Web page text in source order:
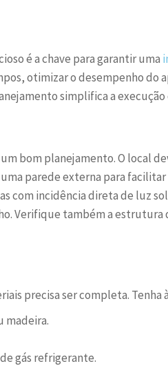
é a chave para garantir uma
otimizar o desempenho do
simplifica a
bom planejamento. O local
parede externa para facilitar
com incidência direta de luz
Verifique também a estrutura
precisa ser completa. Tenha
madeira.
gás refrigerante.